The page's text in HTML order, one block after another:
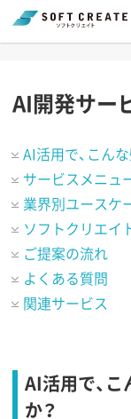
AI開発サー
AI活用で、こん
サービスメニュ
業界別ユースケ
ソフトクリエイ
ご提案の流れ
よくある質問
関連サービス
AI活用で、
か？